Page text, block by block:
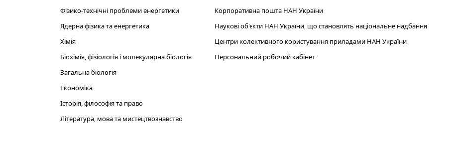
Фізико-технічні проблеми енергетики
Ядерна фізика та енергетика
Хімія
Біохімія, фізіологія і молекулярна біологія
Загальна біологія
Економіка
Історія, філософія та право
Література, мова та мистецтвознавство
Корпоративна пошта НАН України
Наукові об'єкти НАН України, що становлять національне надбання
Центри колективного користування приладами НАН України
Персональний робочий кабінет